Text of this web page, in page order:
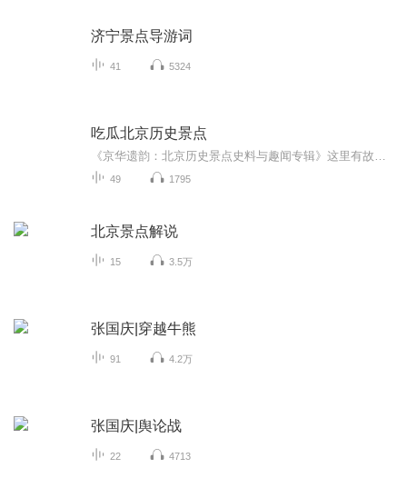
济宁景点导游词
41 5324
吃瓜北京历史景点
49 1795
北京景点解说
15 3.5万
张国庆|穿越牛熊
91 4.2万
张国庆|舆论战
22 4713